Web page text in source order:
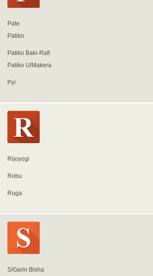
Pate
Patiko
Patiko Baki-Rafi
Patiko U/Makera
Pyi
Rijoyogi
Robu
Ruga
S/Garin Bisha